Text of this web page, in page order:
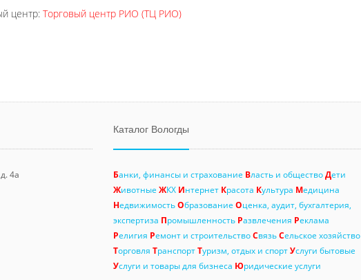
центр: Торговый центр РИО (ТЦ РИО)
4а
Каталог Вологды
Банки, финансы и страхование Власть и обществоДети
Животные ЖКХ Интернет Красота Культура Медицина
НедвижимостьОбразование Оценка, аудит, бухгалтерия,
экспертиза Промышленность Развлечения Реклама
Религия Ремонт и строительствоСвязьСельское хозяйство
Торговля ТранспортТуризм, отдых и спортУслуги бытовые
Услуги и товары для бизнеса Юридические услуги